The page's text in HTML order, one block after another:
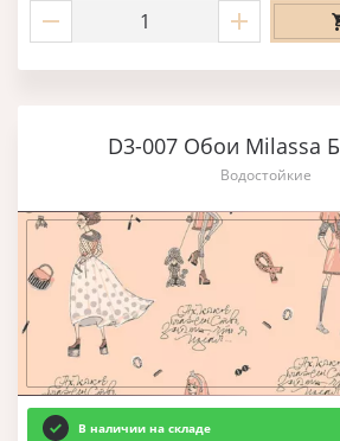
D3-007 Обои Milassa
Водостойкие
В наличии на складе